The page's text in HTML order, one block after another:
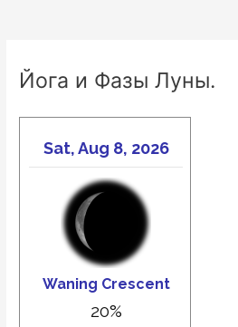
Йога и Фазы Луны.